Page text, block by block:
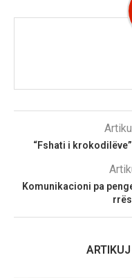
“Fshati i
Komunikacioni pa